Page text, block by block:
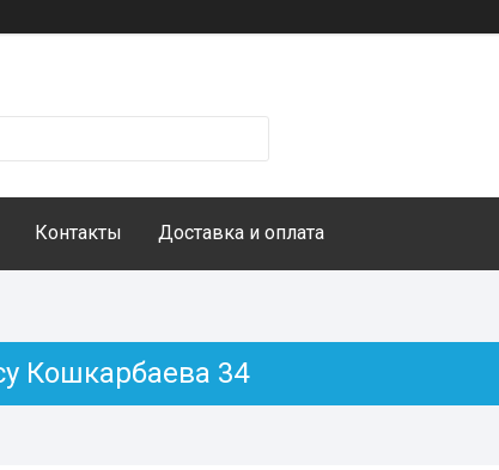
Контакты Доставка и оплата
Кошкарбаева 34